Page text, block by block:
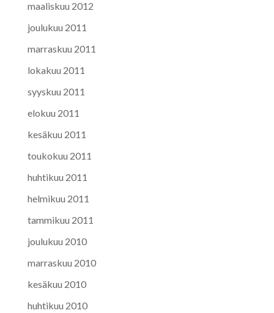
maaliskuu 2012
joulukuu 2011
marraskuu 2011
lokakuu 2011
syyskuu 2011
elokuu 2011
kesäkuu 2011
toukokuu 2011
huhtikuu 2011
helmikuu 2011
tammikuu 2011
joulukuu 2010
marraskuu 2010
kesäkuu 2010
huhtikuu 2010